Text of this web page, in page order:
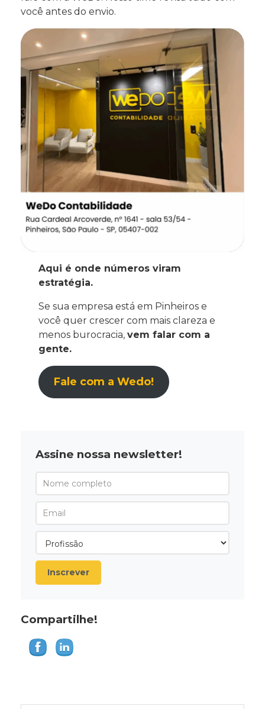
você antes do envio.
Aqui é onde números viram
estratégia.
Se sua empresa está em Pinheiros e
você quer crescer com mais clareza e
menos burocracia,vem falar com a
gente.
Fale com a Wedo!
Assine nossa newsletter!
Inscrever
Compartilhe!